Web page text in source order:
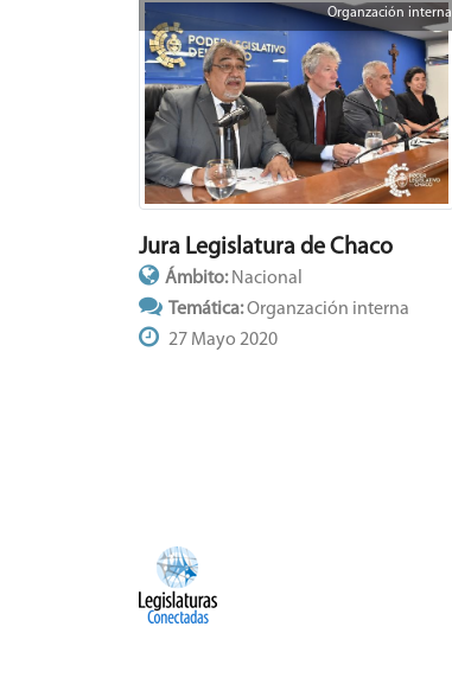
Organzación interna
Jura Legislatura de Chaco
Ámbito:Nacional
Temática:Organzación interna
27 Mayo 2020